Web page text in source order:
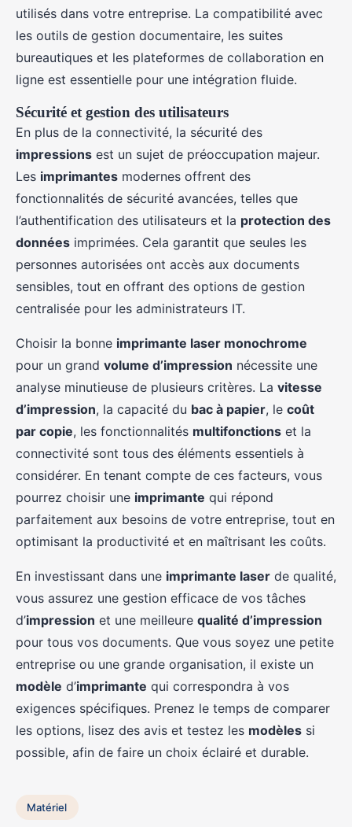
utilisés dans votre entreprise. La compatibilité avec
les outils de gestion documentaire, les suites
bureautiques et les plateformes de collaboration en
ligne est essentielle pour une intégration fluide.
Sécurité et gestion des utilisateurs
En plus de la connectivité, la sécurité des
impressions est un sujet de préoccupation majeur.
Les imprimantes modernes offrent des
fonctionnalités de sécurité avancées, telles que
l’authentification des utilisateurs et la protection des
données imprimées. Cela garantit que seules les
personnes autorisées ont accès aux documents
sensibles, tout en offrant des options de gestion
centralisée pour les administrateurs IT.
Choisir la bonne imprimante laser monochrome
pour un grand volume d’impression nécessite une
analyse minutieuse de plusieurs critères. La vitesse
d’impression, la capacité du bac à papier, le coût
par copie, les fonctionnalités multifonctions et la
connectivité sont tous des éléments essentiels à
considérer. En tenant compte de ces facteurs, vous
pourrez choisir une imprimante qui répond
parfaitement aux besoins de votre entreprise, tout en
optimisant la productivité et en maîtrisant les coûts.
En investissant dans une imprimante laser de qualité,
vous assurez une gestion efficace de vos tâches
d’impression et une meilleure qualité d’impression
pour tous vos documents. Que vous soyez une petite
entreprise ou une grande organisation, il existe un
modèle d’imprimante qui correspondra à vos
exigences spécifiques. Prenez le temps de comparer
les options, lisez des avis et testez les modèles si
possible, afin de faire un choix éclairé et durable.
Matériel